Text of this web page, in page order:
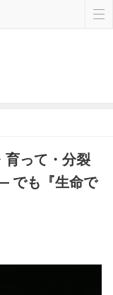
育って・分裂
でも『生命で